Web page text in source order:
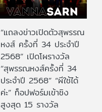
“แถลงข่าวเปิดตัวสุพรรณ
หงส์ ครั้งที่ 34 ประจำปี
2568” เปิดโผรางวัล
“สุพรรณหงส์ครั้งที่ 34
ประจำปี 2568” “ผีใช้ได้
ค่ะ” ท็อปฟอร์มเข้าชิง
สูงสุด 15 รางวัล